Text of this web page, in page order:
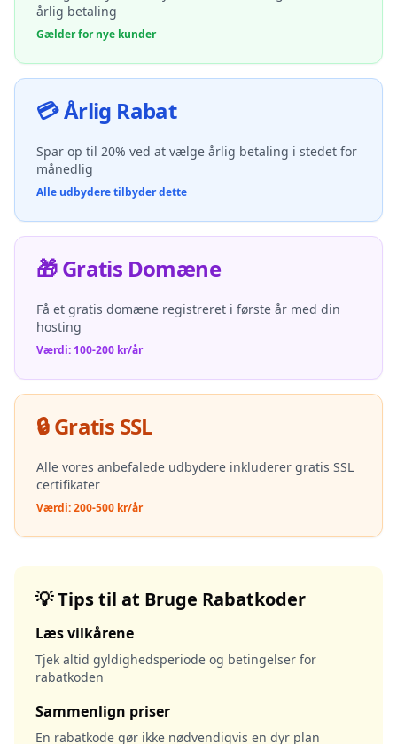
årlig betaling
Gælder for nye kunder
💳 Årlig Rabat
Spar op til 20% ved at vælge årlig betaling i stedet for
månedlig
Alle udbydere tilbyder dette
🎁 Gratis Domæne
Få et gratis domæne registreret i første år med din
hosting
Værdi: 100-200 kr/år
🔒 Gratis SSL
Alle vores anbefalede udbydere inkluderer gratis SSL
certifikater
Værdi: 200-500 kr/år
💡 Tips til at Bruge Rabatkoder
Læs vilkårene
Tjek altid gyldighedsperiode og betingelser for
rabatkoden
Sammenlign priser
En rabatkode gør ikke nødvendigvis en dyr plan